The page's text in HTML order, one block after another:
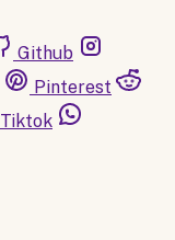
Github
Pinterest
Tiktok